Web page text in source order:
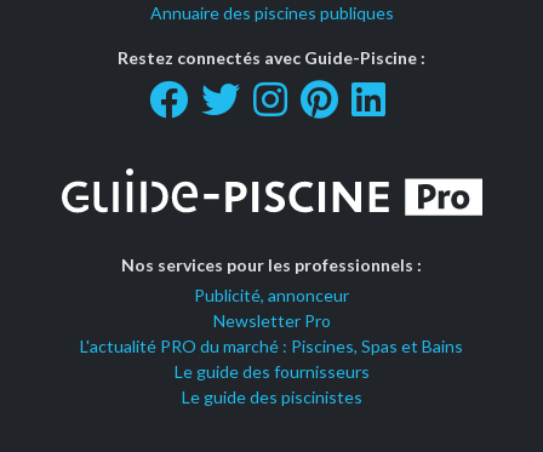
Annuaire des piscines publiques
Restez connectés avec Guide-Piscine :
Nos services pour les professionnels :
Publicité, annonceur
Newsletter Pro
L'actualité PRO du marché : Piscines, Spas et Bains
Le guide des fournisseurs
Le guide des piscinistes